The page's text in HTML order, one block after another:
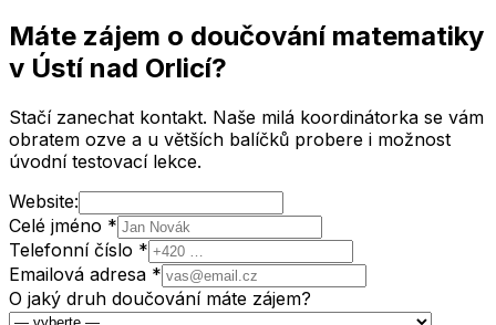
Máte zájem o doučování matematiky
v Ústí nad Orlicí?
Stačí zanechat kontakt. Naše milá koordinátorka se vám
obratem ozve a u větších balíčků probere i možnost
úvodní testovací lekce.
Website:
Celé jméno *
Telefonní číslo *
Emailová adresa *
O jaký druh doučování máte zájem?